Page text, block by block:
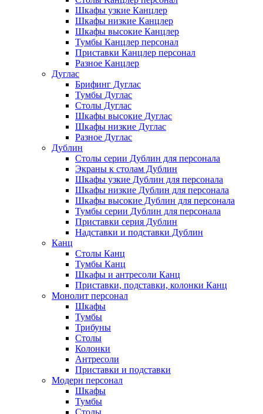
Шкафы узкие Канцлер
Шкафы низкие Канцлер
Шкафы высокие Канцлер
Тумбы Канцлер персонал
Приставки Канцлер персонал
Разное Канцлер
Дуглас
Брифинг Дуглас
Тумбы Дуглас
Столы Дуглас
Шкафы высокие Дуглас
Шкафы низкие Дуглас
Разное Дуглас
Дублин
Столы серии Дублин для персонала
Экраны к столам Дублин
Шкафы узкие Дублин для персонала
Шкафы низкие Дублин для персонала
Шкафы высокие Дублин для персонала
Тумбы серии Дублин для персонала
Приставки серия Дублин
Надставки и подставки Дублин
Канц
Столы Канц
Тумбы Канц
Шкафы и антресоли Канц
Приставки, подставки, колонки Канц
Монолит персонал
Шкафы
Тумбы
Трибуны
Столы
Колонки
Антресоли
Приставки и подставки
Модерн персонал
Шкафы
Тумбы